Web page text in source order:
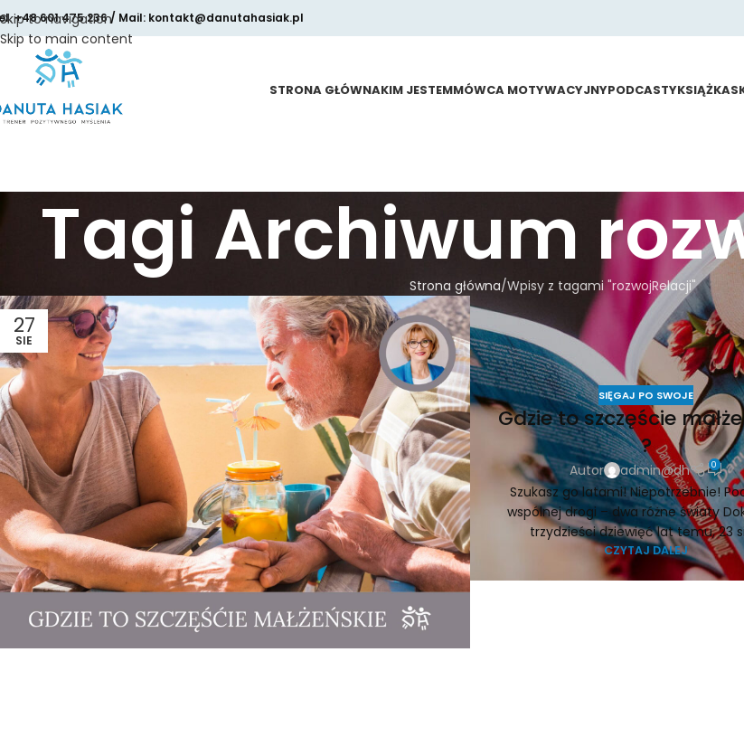
Skip to navigation
Skip to main content
+48 601 475 236 / Mail: kontakt@danutahasiak.pl
STRONA GŁÓWNAKIM JESTEMMÓWCA MOTYWACYJNYPODCASTYKSIĄŻKA
Tagi Archiwum
Strona główna Wpisy z tagami "rozwojRelacji"
27
SIE
SIĘGAJ PO SWOJE
Gdzie to szczęście
?
Autor admin@dh 0
Szukasz go latami! Niepotrzebnie!
wspólnej drogi – dwa różne światy
trzydzieści dziewięć lat temu, 23
CZYTAJ DALEJ